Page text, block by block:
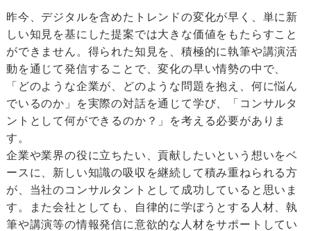
昨今、デジタルを含めたトレンドの変化が早く、単に新
しい知見を基にした提案では大きな価値をもたらすこと
ができません。得られた知見を、積極的に執筆や講演活
動を通じて発信することで、変化の早い情勢の中で、
「どのような企業が、どのような問題を抱え、何に悩ん
でいるのか」を実際の対話を通じて学び、「コンサルタ
ントとして何ができるのか？」を考える必要がありま
す。
企業や業界の役に立ちたい、貢献したいという想いをベ
ースに、新しい知識の吸収を継続して積み重ねられる方
が、当社のコンサルタントとして成功していると思いま
す。また会社としても、自律的に学ぼうとする人材、執
筆や講演等の情報発信に意欲的な人材をサポートしてい